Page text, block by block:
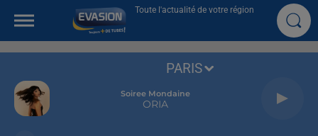
Toute l'actualité de votre région
Soiree Mondaine
ORIA
PARIS